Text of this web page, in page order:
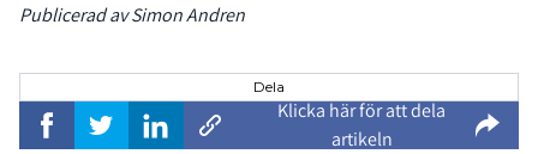
Publicerad av Simon Andren
Dela
Klicka här för att dela
artikeln